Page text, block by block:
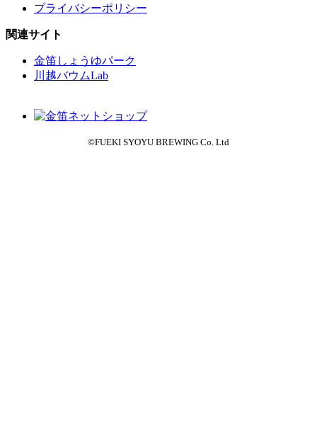
プライバシーポリシー
関連サイト
金笛しょうゆパーク
川越バウムLab
©FUEKI SYOYU BREWING Co. Ltd